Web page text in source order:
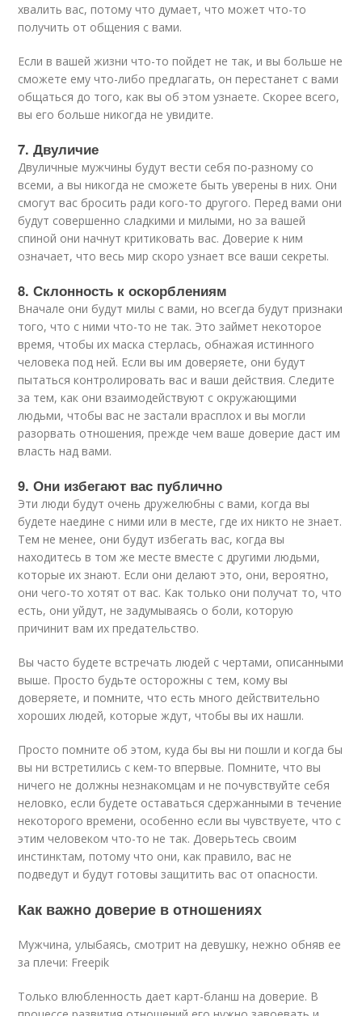
хвалить вас, потому что думает, что может что-то
получить от общения с вами.
Если в вашей жизни что-то пойдет не так, и вы больше не
сможете ему что-либо предлагать, он перестанет с вами
общаться до того, как вы об этом узнаете. Скорее всего,
вы его больше никогда не увидите.
7. Двуличие
Двуличные мужчины будут вести себя по-разному со
всеми, а вы никогда не сможете быть уверены в них. Они
смогут вас бросить ради кого-то другого. Перед вами они
будут совершенно сладкими и милыми, но за вашей
спиной они начнут критиковать вас. Доверие к ним
означает, что весь мир скоро узнает все ваши секреты.
8. Склонность к оскорблениям
Вначале они будут милы с вами, но всегда будут признаки
того, что с ними что-то не так. Это займет некоторое
время, чтобы их маска стерлась, обнажая истинного
человека под ней. Если вы им доверяете, они будут
пытаться контролировать вас и ваши действия. Следите
за тем, как они взаимодействуют с окружающими
людьми, чтобы вас не застали врасплох и вы могли
разорвать отношения, прежде чем ваше доверие даст им
власть над вами.
9. Они избегают вас публично
Эти люди будут очень дружелюбны с вами, когда вы
будете наедине с ними или в месте, где их никто не знает.
Тем не менее, они будут избегать вас, когда вы
находитесь в том же месте вместе с другими людьми,
которые их знают. Если они делают это, они, вероятно,
они чего-то хотят от вас. Как только они получат то, что
есть, они уйдут, не задумываясь о боли, которую
причинит вам их предательство.
Вы часто будете встречать людей с чертами, описанными
выше. Просто будьте осторожны с тем, кому вы
доверяете, и помните, что есть много действительно
хороших людей, которые ждут, чтобы вы их нашли.
Просто помните об этом, куда бы вы ни пошли и когда бы
вы ни встретились с кем-то впервые. Помните, что вы
ничего не должны незнакомцам и не почувствуйте себя
неловко, если будете оставаться сдержанными в течение
некоторого времени, особенно если вы чувствуете, что с
этим человеком что-то не так. Доверьтесь своим
инстинктам, потому что они, как правило, вас не
подведут и будут готовы защитить вас от опасности.
Как важно доверие в отношениях
Мужчина, улыбаясь, смотрит на девушку, нежно обняв ее
за плечи: Freepik
Только влюбленность дает карт-бланш на доверие. В